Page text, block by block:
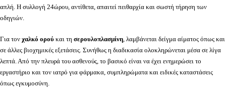
απλή. Η συλλογή 24ώρου, αντίθετα, απαιτεί πειθαρχία και σωστή τήρηση των
οδηγιών.
Για τον χαλκό ορού και τη σερουλοπλασμίνη, λαμβάνεται δείγμα αίματος όπως και
σε άλλες βιοχημικές εξετάσεις. Συνήθως η διαδικασία ολοκληρώνεται μέσα σε λίγα
λεπτά. Από την πλευρά του ασθενούς, το βασικό είναι να έχει ενημερώσει το
εργαστήριο και τον ιατρό για φάρμακα, συμπληρώματα και ειδικές καταστάσεις
όπως εγκυμοσύνη.